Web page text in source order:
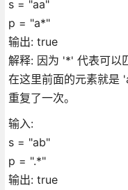
s = "aa"
p = "a*"
输出: true
解释: 因为 '*' 代表可以
在这里前面的元素就是
重复了一次。
输入:
s = "ab"
p = ".*"
输出: true